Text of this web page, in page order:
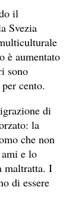
il
Svezia
è aumentato
sono
cento.
di
la
che non
e lo
maltratta. I
di essere